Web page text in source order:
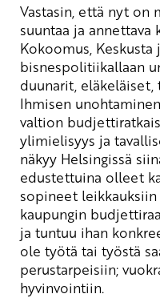
Vastasin, että nyt on
suuntaa ja annettava
Kokoomus, Keskusta
bisnespolitiikallaan
duunarit,
Ihmisen
valtion
ylimielisyys ja
näkyy Helsingissä
edustettuina olleet
sopineet
kaupungin
ja tuntuu ihan
ole työtä tai työstä
perustarpeisiin;
hyvinvointiin.